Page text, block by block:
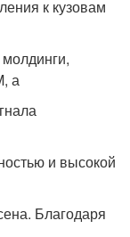
к кузовам
молдинги,
а
и высокой
Благодаря